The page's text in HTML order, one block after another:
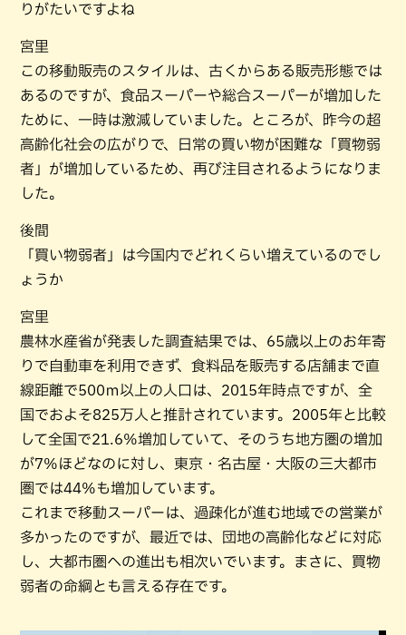
りがたいですよね
宮里
この移動販売のスタイルは、古くからある販売形態では
あるのですが、食品スーパーや総合スーパーが増加した
ために、一時は激減していました。ところが、昨今の超
高齢化社会の広がりで、日常の買い物が困難な「買物弱
者」が増加しているため、再び注目されるようになりま
した。
後間
「買い物弱者」は今国内でどれくらい増えているのでし
ょうか
宮里
農林水産省が発表した調査結果では、65歳以上のお年寄
りで自動車を利用できず、食料品を販売する店舗まで直
線距離で500ｍ以上の人口は、2015年時点ですが、全
国でおよそ825万人と推計されています。2005年と比較
して全国で21.6%増加していて、そのうち地方圏の増加
が7%ほどなのに対し、東京・名古屋・大阪の三大都市
圏では44%も増加しています。
これまで移動スーパーは、過疎化が進む地域での営業が
多かったのですが、最近では、団地の高齢化などに対応
し、大都市圏への進出も相次いでいます。まさに、買物
弱者の命綱とも言える存在です。